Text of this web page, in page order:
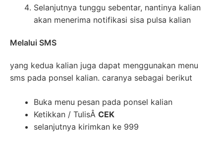
Selanjutnya tunggu sebentar, nantinya kalian
akan menerima notifikasi sisa pulsa kalian
Melalui SMS
yang kedua kalian juga dapat menggunakan menu
sms pada ponsel kalian. caranya sebagai berikut
Buka menu pesan pada ponsel kalian
Ketikkan / TulisÂ CEK
selanjutnya kirimkan ke 999